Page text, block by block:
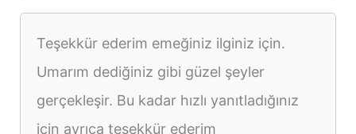
Teşekkür ederim emeğiniz ilginiz için.
Umarım dediğiniz gibi güzel şeyler
gerçekleşir. Bu kadar hızlı yanıtladığınız
için ayrıca teşekkür ederim